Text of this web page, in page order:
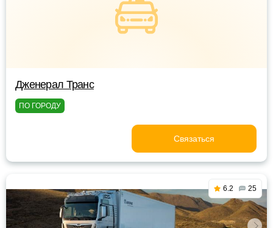
Дженерал Транс
ПО ГОРОДУ
Связаться
6.2 25